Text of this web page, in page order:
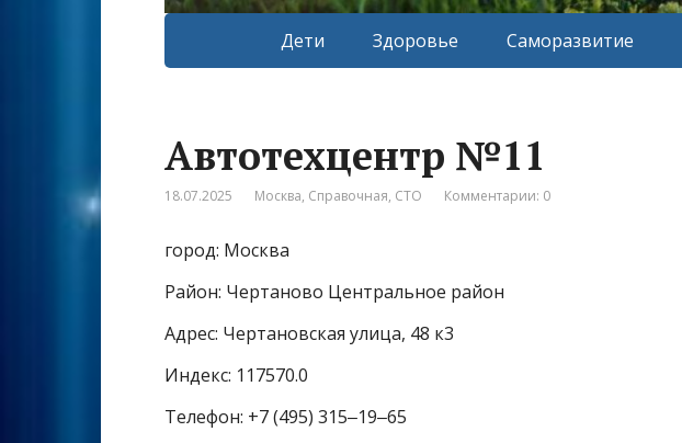
Дети Здоровье Саморазвитие
Автотехцентр №11
18.07.2025 Москва, Справочная, СТО Комментарии: 0
город: Москва
Район: Чертаново Центральное район
Адрес: Чертановская улица, 48 к3
Индекс: 117570.0
Телефон: +7 (495) 315‒19‒65